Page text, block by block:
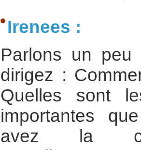
Irenees :
Parlons un peu
dirigez :
Quelles sont
importantes
avez la